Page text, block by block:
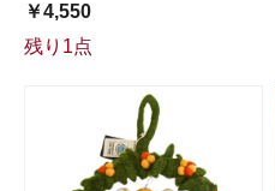
￥4,550
残り1点